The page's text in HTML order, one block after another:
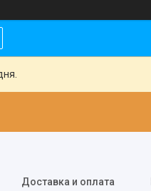
Доставка и оплата